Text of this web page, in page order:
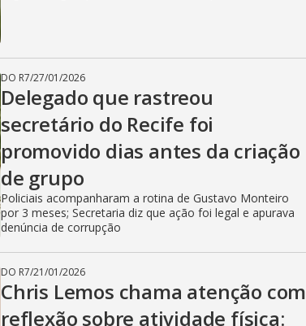
DO R7/27/01/2026
Delegado que rastreou
secretário do Recife foi
promovido dias antes da criação
de grupo
Policiais acompanharam a rotina de Gustavo Monteiro
por 3 meses; Secretaria diz que ação foi legal e apurava
denúncia de corrupção
DO R7/21/01/2026
Chris Lemos chama atenção com
reflexão sobre atividade física: